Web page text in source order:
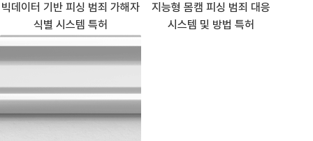
빅데이터 기반 피싱 범죄 가해자
식별 시스템 특허
지능형 몸캠 피싱 범죄 대응
시스템 및 방법 특허
불법 촬영물 및 딥페이크 콘텐츠 탐지 및 추적 시스템 특허